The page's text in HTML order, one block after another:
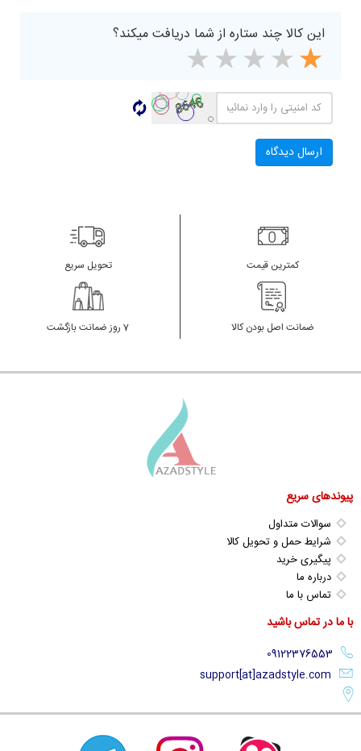
این کالا چند ستاره از شما دریافت میکند؟
کمترین قیمت تحویل سریع
ضمانت اصل بودن کالا 7 روز ضمانت بازگشت
پیوندهای سریع
سوالات متداول
شرایط حمل و تحویل کالا
پیگیری خرید
درباره ما
تماس با ما
با ما در تماس باشید
support[at]azadstyle.com